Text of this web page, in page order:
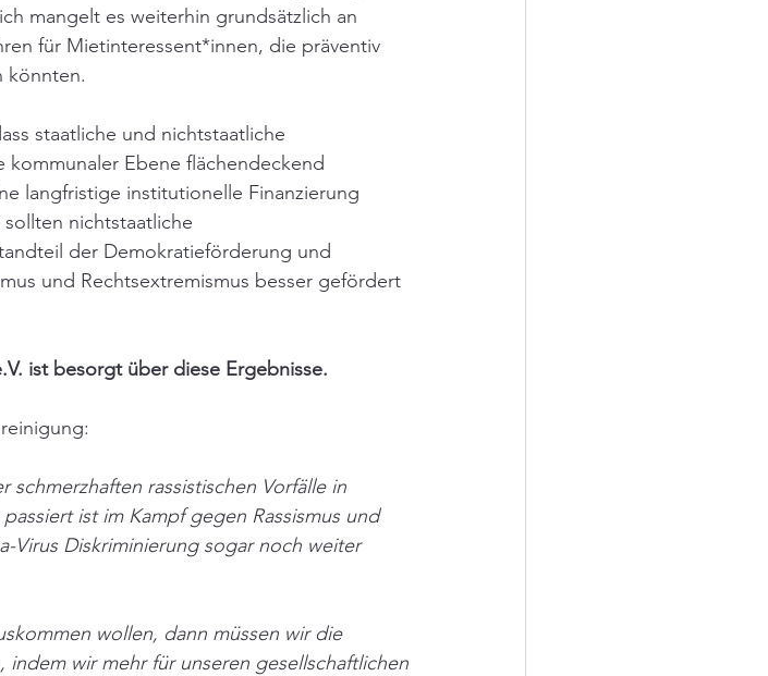
mangelt es weiterhin grundsätzlich an
für Mietinteressent*innen, die präventiv
könnten.
staatliche und nichtstaatliche
kommunaler Ebene flächendeckend
langfristige institutionelle Finanzierung
nichtstaatliche
der Demokratieförderung und
und Rechtsextremismus besser gefördert
ist besorgt über diese Ergebnisse.
schmerzhaften rassistischen Vorfälle in
ist im Kampf gegen Rassismus und
Virus Diskriminierung sogar noch weiter
wollen, dann müssen wir die
wir mehr für unseren gesellschaftlichen